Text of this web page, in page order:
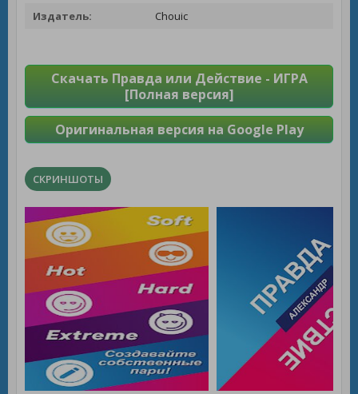
Издатель:
Chouic
Скачать Правда или Действие - ИГРА
[Полная версия]
Оригинальная версия на Google Play
СКРИНШОТЫ